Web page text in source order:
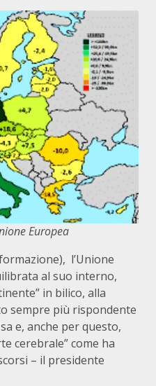
Europea
l’Unione
al suo interno,
in bilico, alla
sempre più rispondente
e, anche per questo,
cerebrale” come ha
– il presidente